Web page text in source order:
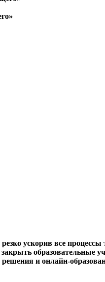
ускорив все
образовательные
и онлайн-